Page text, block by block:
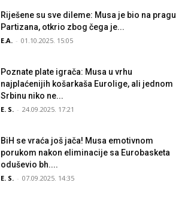
Riješene su sve dileme: Musa je bio na pragu
Partizana, otkrio zbog čega je...
E.A. - 01.10.2025. 15:05
Poznate plate igrača: Musa u vrhu
najplaćenijih košarkaša Eurolige, ali jednom
Srbinu niko ne...
E. S. - 24.09.2025. 17:21
BiH se vraća još jača! Musa emotivnom
porukom nakon eliminacije sa Eurobasketa
oduševio bh....
E. S. - 07.09.2025. 14:35